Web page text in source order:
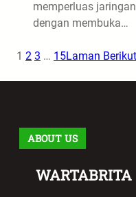
memperluas
dengan membuka…
1 2 3 … 15Laman
ABOUT US
WARTABRITA